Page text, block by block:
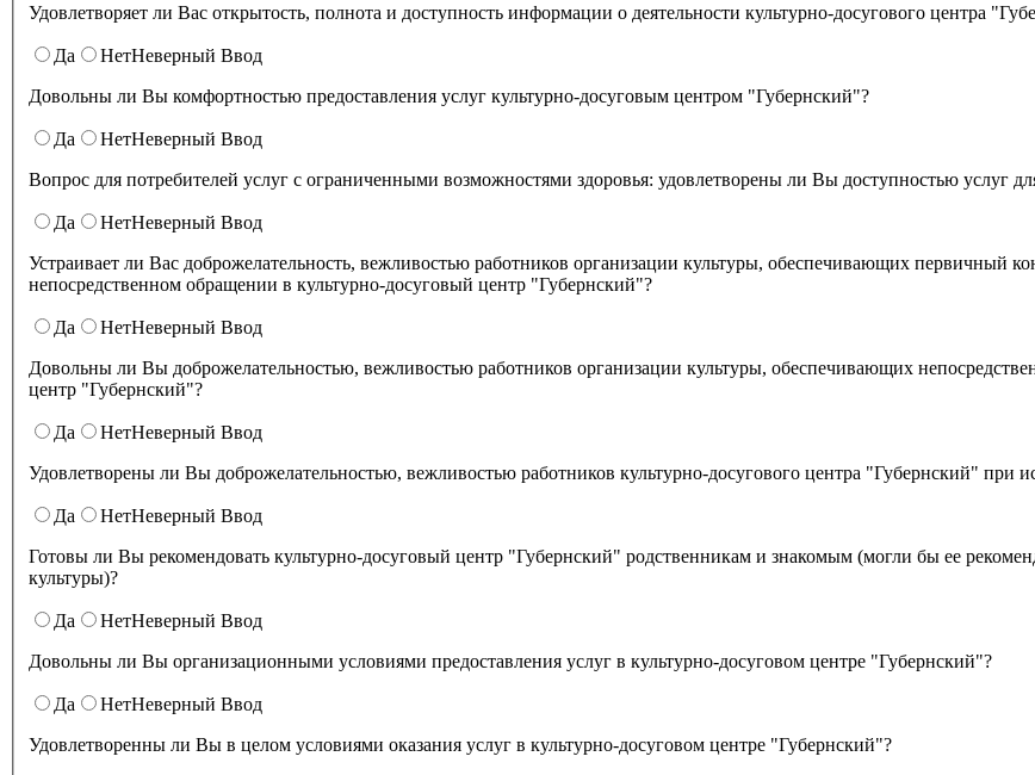
Да НетНеверный Ввод
Довольны ли Вы комфортностью предоставления услуг культурно-досуговым центром "Губернский"?
Да НетНеверный Ввод
Вопрос для потребителей услуг с ограниченными возможностями здоровья: удовлетворены ли Вы доступностью услуг
Да НетНеверный Ввод
Устраивает ли Вас доброжелательность, вежливостью работников организации культуры, обеспечивающих первичный контакт и информирование получателя услуги при
непосредственном обращении в культурно-досуговый центр "Губернский"?
Да НетНеверный Ввод
Довольны ли Вы доброжелательностью, вежливостью работников организации культуры, обеспечивающих
центр "Губернский"?
Да НетНеверный Ввод
Удовлетворены ли Вы доброжелательностью, вежливостью работников культурно-досугового центра
Да НетНеверный Ввод
Готовы ли Вы рекомендовать культурно-досуговый центр "Губернский" родственникам и знакомым (могли бы ее рекомендовать, если бы была возможность выбора организации сферы
культуры)?
Да НетНеверный Ввод
Довольны ли Вы организационными условиями предоставления услуг в культурно-досуговом центре "Губернский"?
Да НетНеверный Ввод
Удовлетворенны ли Вы в целом условиями оказания услуг в культурно-досуговом центре "Губернский"?